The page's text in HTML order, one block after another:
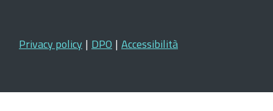
Privacy policy | DPO | Accessibilità